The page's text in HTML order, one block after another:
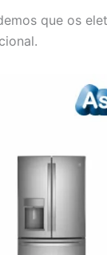
que os